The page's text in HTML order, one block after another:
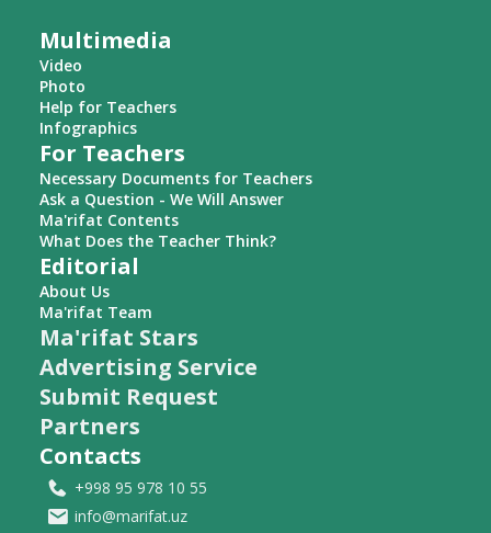
Multimedia
Video
Photo
Help for Teachers
Infographics
For Teachers
Necessary Documents for Teachers
Ask a Question - We Will Answer
Ma'rifat Contents
What Does the Teacher Think?
Editorial
About Us
Ma'rifat Team
Ma'rifat Stars
Advertising Service
Submit Request
Partners
Contacts
+998 95 978 10 55
info@marifat.uz